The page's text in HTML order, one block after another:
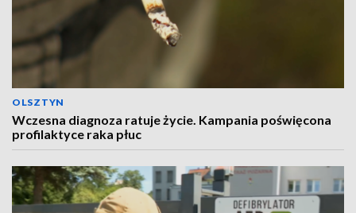
OLSZTYN
Wczesna diagnoza ratuje życie. Kampania poświęcona
profilaktyce raka płuc